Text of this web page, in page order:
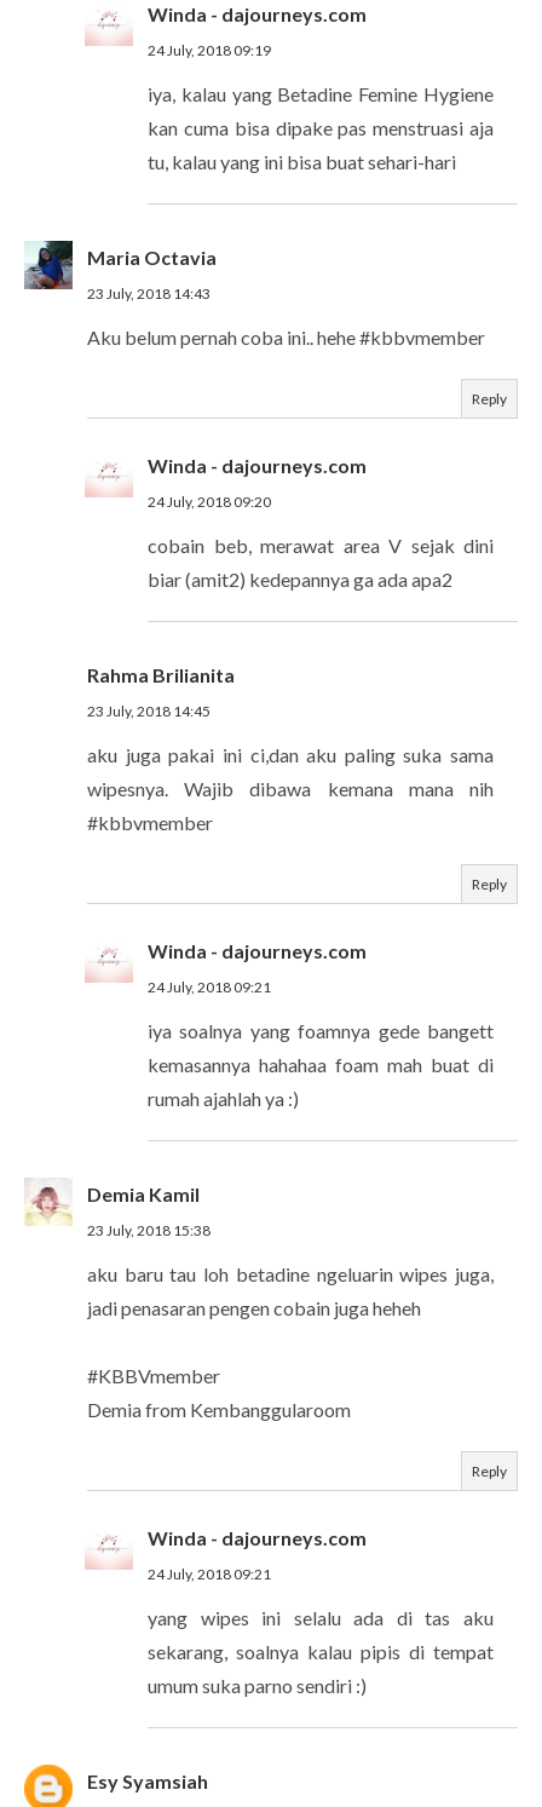
Winda - dajourneys.com
24 July, 2018 09:19
iya, kalau yang Betadine Femine Hygiene
kan cuma bisa dipake pas menstruasi aja
tu, kalau yang ini bisa buat sehari-hari
Maria Octavia
23 July, 2018 14:43
Aku belum pernah coba ini.. hehe #kbbvmember
Reply
Winda - dajourneys.com
24 July, 2018 09:20
cobain beb, merawat area V sejak dini
biar (amit2) kedepannya ga ada apa2
Rahma Brilianita
23 July, 2018 14:45
aku juga pakai ini ci,dan aku paling suka sama
wipesnya. Wajib dibawa kemana mana nih
#kbbvmember
Reply
Winda - dajourneys.com
24 July, 2018 09:21
iya soalnya yang foamnya gede bangett
kemasannya hahahaa foam mah buat di
rumah ajahlah ya :)
Demia Kamil
23 July, 2018 15:38
aku baru tau loh betadine ngeluarin wipes juga,
jadi penasaran pengen cobain juga heheh
#KBBVmember
Demia from Kembanggularoom
Reply
Winda - dajourneys.com
24 July, 2018 09:21
yang wipes ini selalu ada di tas aku
sekarang, soalnya kalau pipis di tempat
umum suka parno sendiri :)
Esy Syamsiah